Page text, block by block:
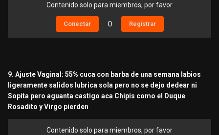
Contenido solo para miembros, por favor
Conectar O Registrar
9. Ajuste Vaginal: 55% cuca con barba de una semana labios
ligeramente salidos lubrica sola pero no se dejo dedear ni
Sopita pero aguanta castigo aca Chipis como el Duque
Rosadito y Virgo pierden
Contenido solo para miembros, por favor